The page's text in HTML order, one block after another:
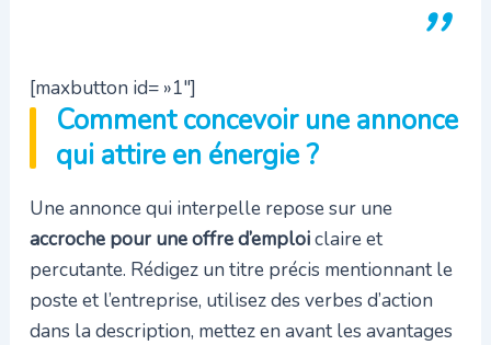
[maxbutton id= »1″]
Comment concevoir une annonce
qui attire en énergie ?
Une annonce qui interpelle repose sur une
accroche pour une offre d’emploiclaire et
percutante. Rédigez un titre précis mentionnant le
poste et l’entreprise, utilisez des verbes d’action
dans la description, mettez en avant les avantages